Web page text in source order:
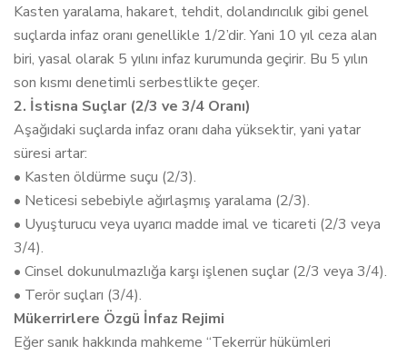
Kasten yaralama, hakaret, tehdit, dolandırıcılık gibi genel
suçlarda infaz oranı genellikle 1/2’dir. Yani 10 yıl ceza alan
biri, yasal olarak 5 yılını infaz kurumunda geçirir. Bu 5 yılın
son kısmı denetimli serbestlikte geçer.
2. İstisna Suçlar (2/3 ve 3/4 Oranı)
Aşağıdaki suçlarda infaz oranı daha yüksektir, yani yatar
süresi artar:
• Kasten öldürme suçu (2/3).
• Neticesi sebebiyle ağırlaşmış yaralama (2/3).
• Uyuşturucu veya uyarıcı madde imal ve ticareti (2/3 veya
3/4).
• Cinsel dokunulmazlığa karşı işlenen suçlar (2/3 veya 3/4).
• Terör suçları (3/4).
Mükerrirlere Özgü İnfaz Rejimi
Eğer sanık hakkında mahkeme “Tekerrür hükümleri